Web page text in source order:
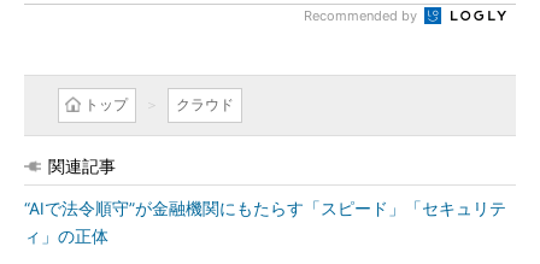
Recommended by
トップ クラウド
関連記事
“AIで法令順守”が金融機関にもたらす「スピード」「セキュリテ
ィ」の正体